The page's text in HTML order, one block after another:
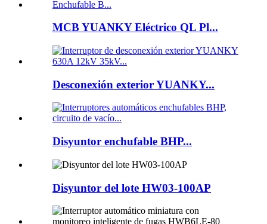
MCB YUANKY Eléctrico QL Pl...
Desconexión exterior YUANKY...
Disyuntor enchufable BHP...
Disyuntor del lote HW03-100AP